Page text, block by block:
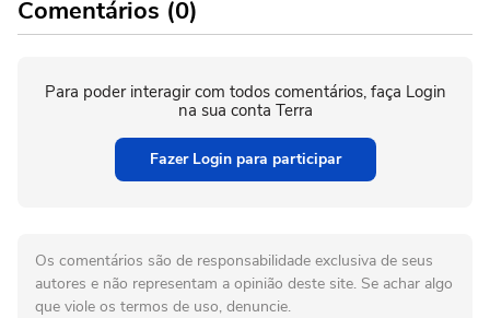
Comentários (0)
Para poder interagir com todos comentários, faça Login
na sua conta Terra
Fazer Login para participar
Os comentários são de responsabilidade exclusiva de seus
autores e não representam a opinião deste site. Se achar algo
que viole os termos de uso, denuncie.